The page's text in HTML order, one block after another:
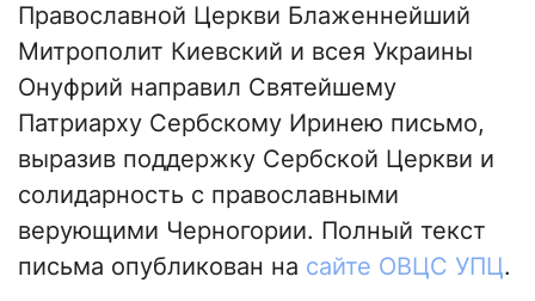
Православной Церкви Блаженнейший
Митрополит Киевский и всея Украины
Онуфрий направил Святейшему
Патриарху Сербскому Иринею письмо,
выразив поддержку Сербской Церкви и
солидарность с православными
верующими Черногории. Полный текст
письма опубликован на сайте ОВЦС УПЦ.